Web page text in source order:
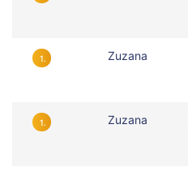
1. Zuzana
1. Zuzana